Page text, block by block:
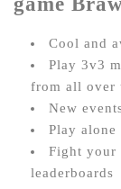
Cool and
Play 3v3
from all over
New
Play
Fight your
leaderboards